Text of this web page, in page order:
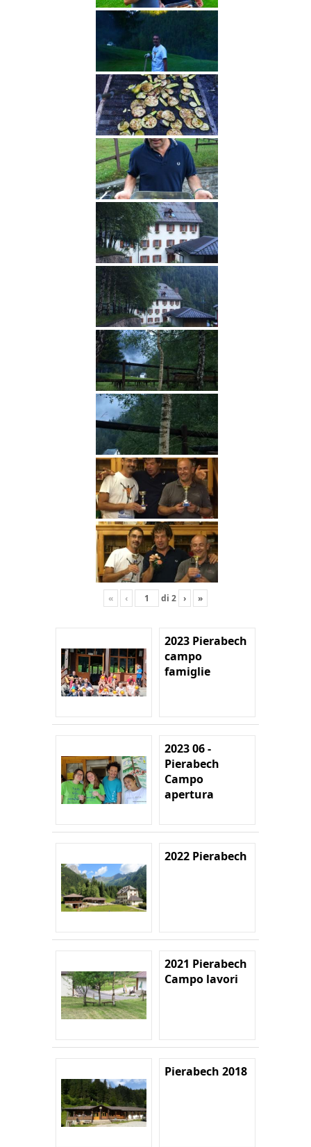
« ‹ di 2 › »
2023 Pierabech
campo
famiglie
2023 06 -
Pierabech
Campo
apertura
2022 Pierabech
2021 Pierabech
Campo lavori
Pierabech 2018